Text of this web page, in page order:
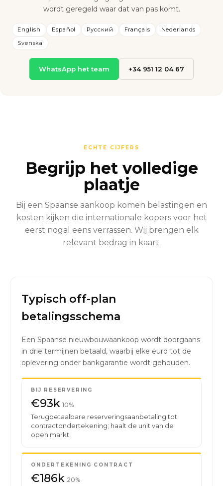
wordt geregeld waar dat van pas komt.
English Español Русский Français
Nederlands
Svenska
WhatsApp het team +34 951 12 04 67
ECHTE CIJFERS
Begrijp het volledige
plaatje
Bij een Spaanse aankoop komen belastingen en
kosten kijken die internationale kopers voor het
eerst nogal eens verrassen. Wij brengen elk
relevant bedrag in kaart.
Typisch off-plan
betalingsschema
Een Spaanse nieuwbouwaankoop wordt doorgaans
in drie termijnen betaald, waarbij elke euro tot de
oplevering onder bankgarantie wordt gehouden.
BIJ RESERVERING
€93k 10%
Terugbetaalbare reserveringsaanbetaling tot
contractondertekening; haalt de unit van de
open markt.
ONDERTEKENING CONTRACT
€186k 20%